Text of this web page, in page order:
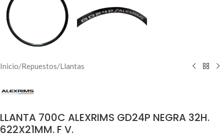
Inicio/Repuestos/Llantas
LLANTA 700C ALEXRIMS GD24P NEGRA 32H.
622X21MM. F V.